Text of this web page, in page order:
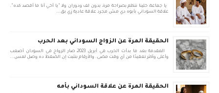
يا جماعة، خلينا نتكلم بصراحة مرة، بدون لف ودوران ولا "يا أخي أنا ما أقصد كده".
علاقة السوداني بأبوه دي مش مجرد علاقة عادية زي بق...
الحقيقة المرة عن الزواج السوداني بعد الحرب
المقدمة بعد ما بدأت الحرب في أبريل 2023، صار الزواج في السودان أصعب
وأغلى وأكثر تعقيدًا من أي وقت مضى. والأرقام بتثبت إن الضغط ده وصل لمس...
الحقيقة المرة عن علاقة السوداني بأمه